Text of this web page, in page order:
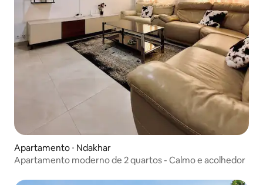
Apartamento ⋅ Ndakhar
Apartamento moderno de 2 quartos - Calmo e acolhedor